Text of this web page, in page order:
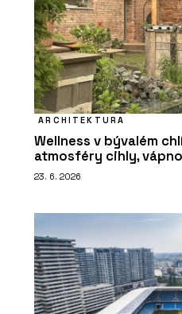
ARCHITEKTURA
Wellness v bývalém
atmosféry cihly,
23. 6. 2026